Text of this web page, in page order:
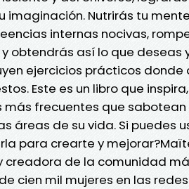
imaginación. Nutrirás tu
internas nocivas,
obtendrás así lo que deseas
ejercicios prácticos donde
Este es un libro que
más frecuentes que
áreas de su vida. Si puedes
para crearte y
de la comunidad
cien mil mujeres en las